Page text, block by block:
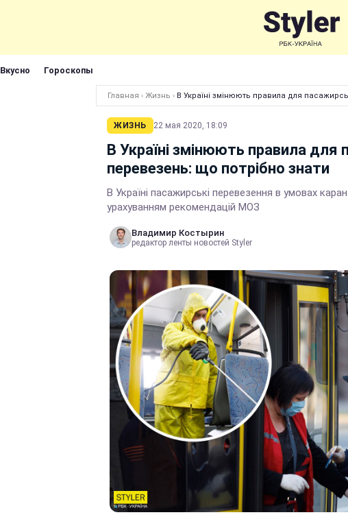
Вкусно Гороскопы
Главная › Жизнь › В Україні змінюють правила для
ЖИЗНЬ 22 мая 2020, 18:09
В Україні змінюють правила для
перевезень: що потрібно знати
В Україні пасажирські перевезення в умовах
урахуванням рекомендацій МОЗ
Владимир Костырин
редактор ленты новостей Styler